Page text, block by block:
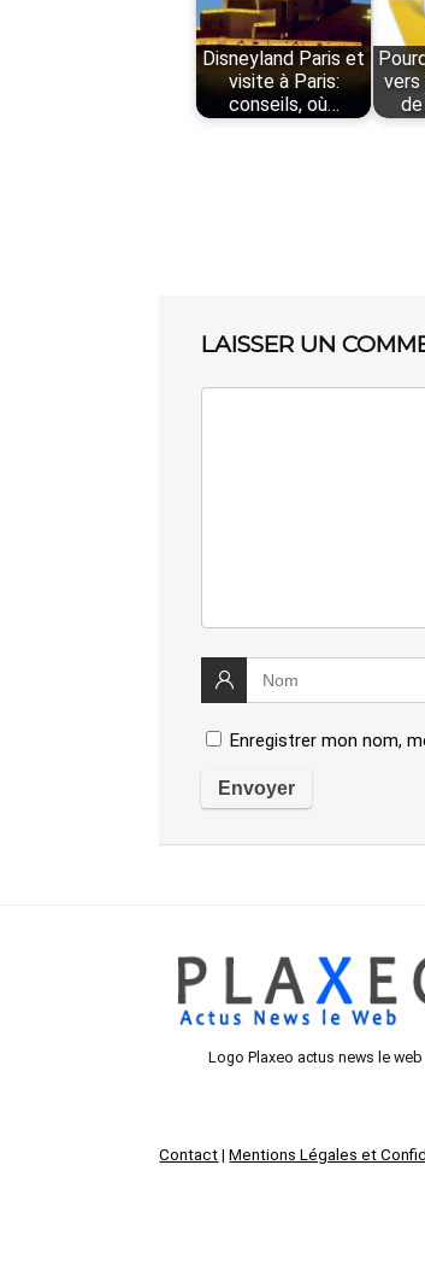
Disneyland Paris et
visite à Paris:
conseils, où…
vers
LAISSER UN
Enregistrer mon nom,
Logo Plaxeo actus news le web
Contact |Mentions Légales et